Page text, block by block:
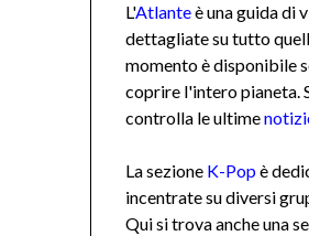
L'Atlanteè una guida di
dettagliate su tutto
momento è disponibile
coprire l'intero pianeta.
controlla le ultime
La sezione K-Popè
incentrate su diversi
Qui si trova anche una